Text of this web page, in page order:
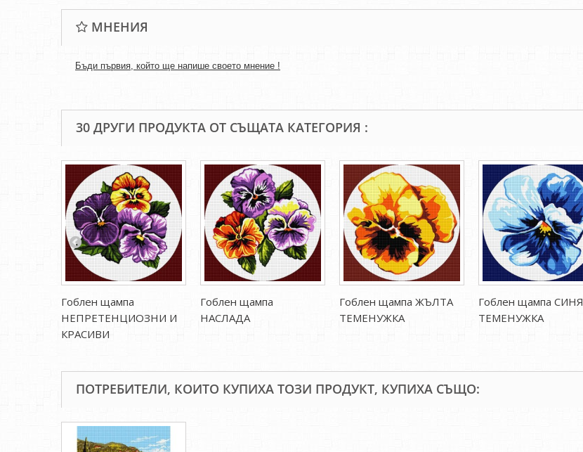
МНЕНИЯ
Бъди първия, който ще напише своето мнение !
30 ДРУГИ ПРОДУКТА ОТ СЪЩАТА КАТЕГОРИЯ :
Гоблен щампа
НЕПРЕТЕНЦИОЗНИ И
КРАСИВИ
Гоблен щампа
НАСЛАДА
Гоблен щампа ЖЪЛТА
ТЕМЕНУЖКА
Гоблен щампа СИНЯ
ТЕМЕНУЖКА
ПОТРЕБИТЕЛИ, КОИТО КУПИХА ТОЗИ ПРОДУКТ, КУПИХА СЪЩО: